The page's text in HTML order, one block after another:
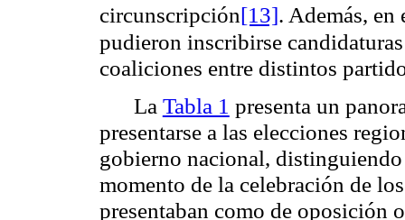
circunscripción[13]. Además, en
pudieron inscribirse
coaliciones entre distintos
La Tabla 1 presenta un
presentarse a las elecciones
gobierno nacional,
momento de la celebración de
presentaban como de oposición